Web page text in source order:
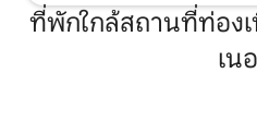
ที่พักใกล้สถานที่ท่อง
เน